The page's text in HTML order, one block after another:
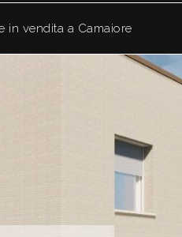
in vendita a Camaiore